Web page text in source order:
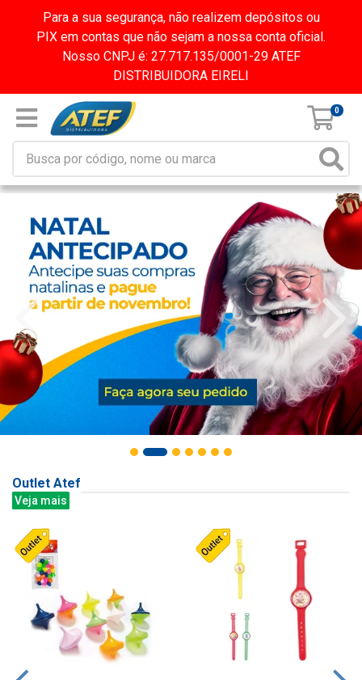
Para a sua segurança, não realizem depósitos ou
PIX em contas que não sejam a nossa conta oficial.
Nosso CNPJ é: 27.717.135/0001-29 ATEF
DISTRIBUIDORA EIRELI
0
Outlet Atef
Veja mais